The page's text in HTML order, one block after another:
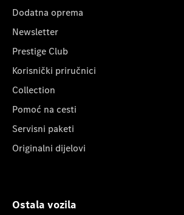
Dodatna oprema
Newsletter
Prestige Club
Korisnički priručnici
Collection
Pomoć na cesti
Servisni paketi
Originalni dijelovi
Ostala vozila